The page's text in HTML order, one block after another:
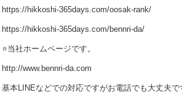
https://hikkoshi-365days.com/oosak-rank/
https://hikkoshi-365days.com/bennri-da/
⭐️当社ホームページです。
http://www.bennri-da.com
基本LINEなどでの対応ですがお電話でも大丈夫で